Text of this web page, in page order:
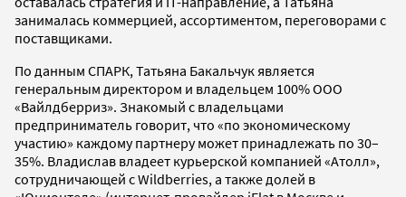
занималась коммерцией, ассортиментом, переговорами с
поставщиками.
По данным СПАРК, Татьяна Бакальчук является
генеральным директором и владельцем 100% ООО
«Вайлдберриз». Знакомый с владельцами
предприниматель говорит, что «по экономическому
участию» каждому партнеру может принадлежать по 30–
35%. Владислав владеет курьерской компанией «Атолл»,
сотрудничающей с Wildberries, а также долей в